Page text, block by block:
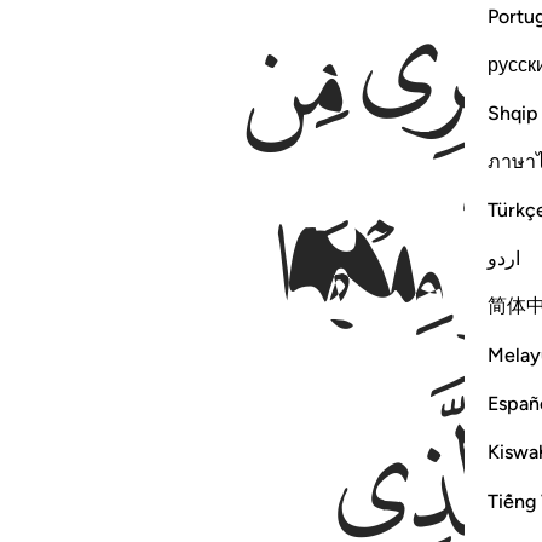
Shqip
ภาษา
اردو
简体
Tiếng
ﱊ
ﱐ
ﱖ